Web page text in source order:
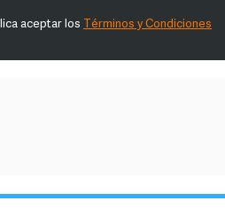
aceptar los Términos y Condiciones